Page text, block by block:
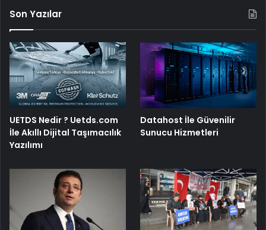
Son Yazılar
UETDS Nedir ? Uetds.com
İle Akıllı Dijital Taşımacılık
Yazılımı
Datahost İle Güvenilir
Sunucu Hizmetleri